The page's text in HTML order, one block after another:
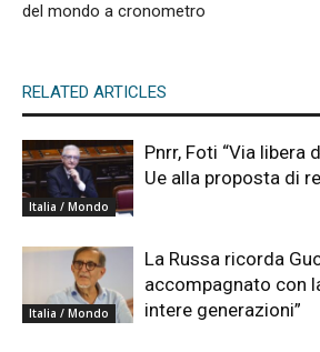
del mondo a cronometro
RELATED ARTICLES
Italia / Mondo
Pnrr, Foti “Via libera
Ue alla proposta di
Italia / Mondo
La Russa ricorda
accompagnato con
intere generazioni”